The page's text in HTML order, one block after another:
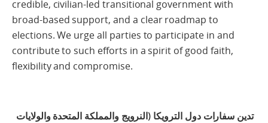
credible, civilian-led transitional government with
broad-based support, and a clear roadmap to
elections. We urge all parties to participate in and
contribute to such efforts in a spirit of good faith,
flexibility and compromise.
تدين سفارات دول الترويكا (النرويج والمملكة المتحدة والولايات